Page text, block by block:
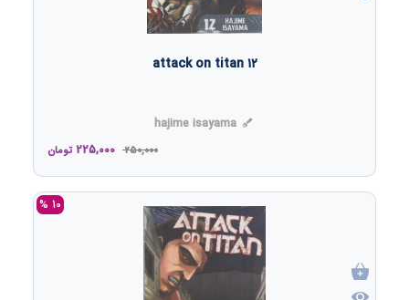
attack on titan ۱۲
hajime isayama
250,000
225,000 تومان
10 %